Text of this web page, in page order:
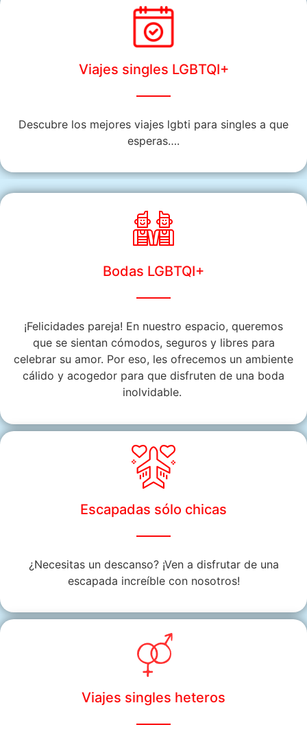
Viajes singles LGBTQI+
Descubre los mejores viajes lgbti para singles a que
esperas….
Bodas LGBTQI+
¡Felicidades pareja! En nuestro espacio, queremos
que se sientan cómodos, seguros y libres para
celebrar su amor. Por eso, les ofrecemos un ambiente
cálido y acogedor para que disfruten de una boda
inolvidable.
Escapadas sólo chicas
¿Necesitas un descanso? ¡Ven a disfrutar de una
escapada increíble con nosotros!
Viajes singles heteros